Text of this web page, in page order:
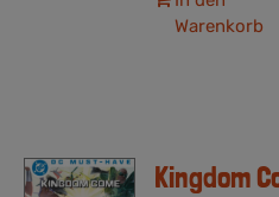
Warenkorb
Kingdom